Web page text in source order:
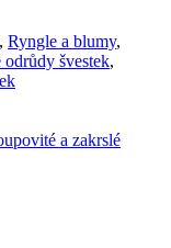
, Ryngle a blumy,
odrůdy švestek,
a zakrslé